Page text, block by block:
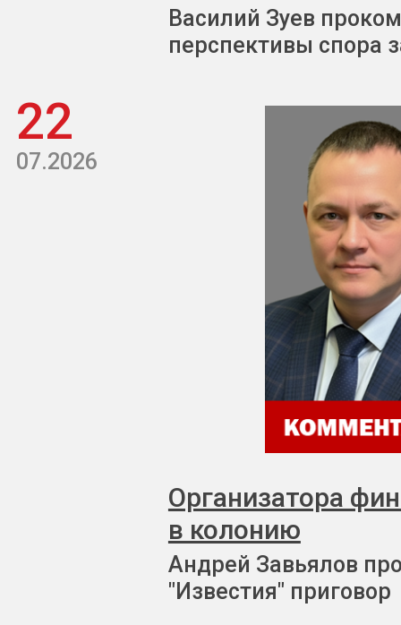
Василий Зуев
перспективы спора
22
07.2026
Организатора
в колонию
Андрей Завьялов
"Известия" приговор